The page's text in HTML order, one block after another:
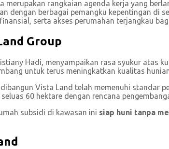
merupakan rangkaian agenda kerja yang
dengan berbagai pemangku kepentingan di
serta akses perumahan terjangkau
Group
Hadi, menyampaikan rasa syukur atas
untuk terus meningkatkan kualitas
Vista Land telah memenuhi standar
60 hektare dengan rencana
subsidi di kawasan ini siap huni tanpa